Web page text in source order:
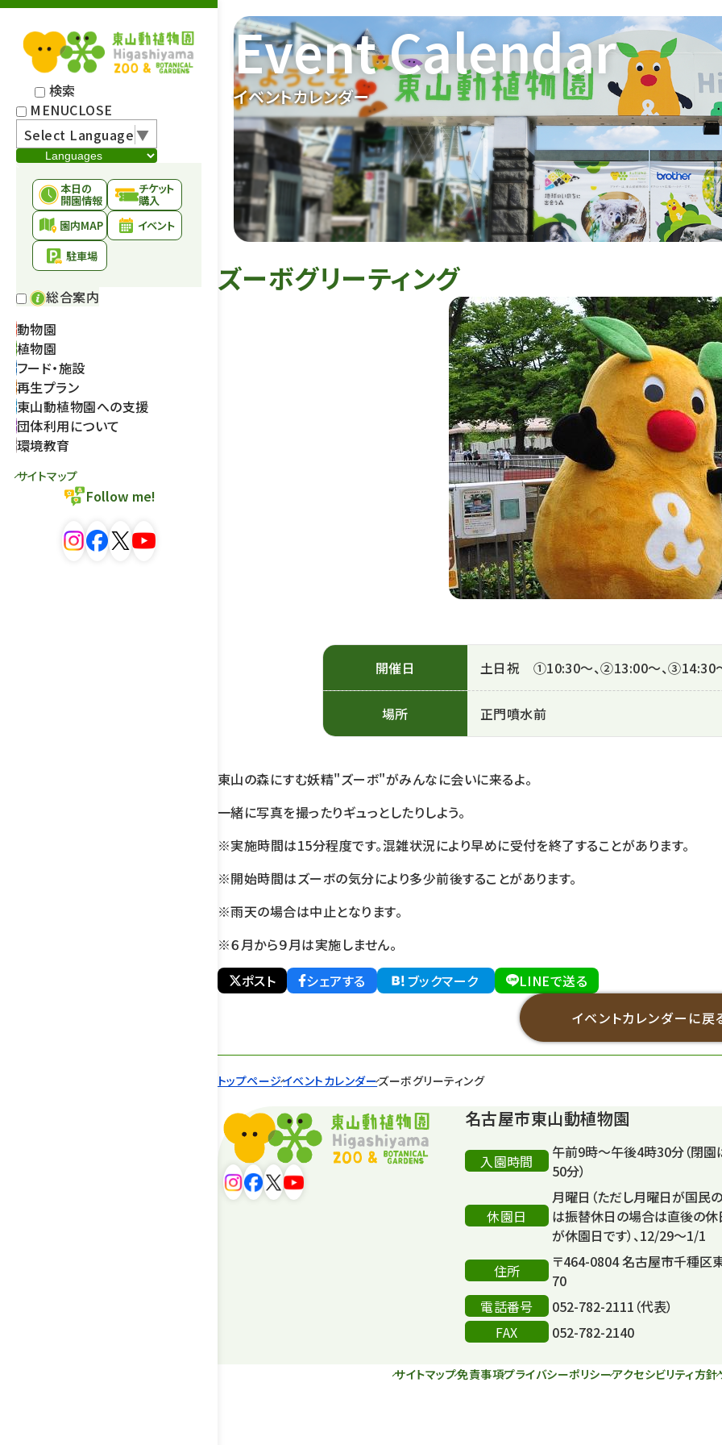
検索
MENUCLOSE
Select Language▼
本日の
開園情報
チケット
購入
園内MAP
イベント
駐車場
総合案内
動物園
植物園
フード・施設
再生プラン
東山動植物園への支援
団体利用について
環境教育
サイトマップ
Follow me!
イベントカレンダー
Event Calendar
トップページイベントカレンダーズーボグリーティング
ズーボグリーティング
開催日 土日祝 ①10:30～、②13:00～、③14:30
場所 正門噴水前
東山の森にすむ妖精"ズーボ"がみんなに会いに来るよ。
一緒に写真を撮ったりギュっとしたりしよう。
※実施時間は15分程度です。混雑状況により早めに受付を終了することがあります。
※開始時間はズーボの気分により多少前後することがあります。
※雨天の場合は中止となります。
※６月から９月は実施しません。
ポスト
シェアする ブックマーク
LINEで送る
イベントカレンダーに戻
名古屋市東山動植物園
入園時間
午前9時～午後4時30分（閉
50分）
休園日
月曜日（ただし月曜日が国民
は振替休日の場合は直後の
が休園日です）、12/29～1/1
住所
〒464-0804 名古屋市千種区
70
電話番号
052-782-2111（代表）
FAX
052-782-2140
サイトマップ免責事項プライバシーポリシーアクセシビリティ方針